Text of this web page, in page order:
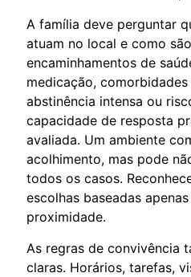
A família deve perguntar
atuam no local e como
encaminhamentos de
medicação,
abstinência intensa ou
capacidade de resposta
avaliada. Um ambiente
acolhimento, mas pode
todos os casos.
escolhas baseadas
proximidade.
As regras de convivência
claras. Horários, tarefas,